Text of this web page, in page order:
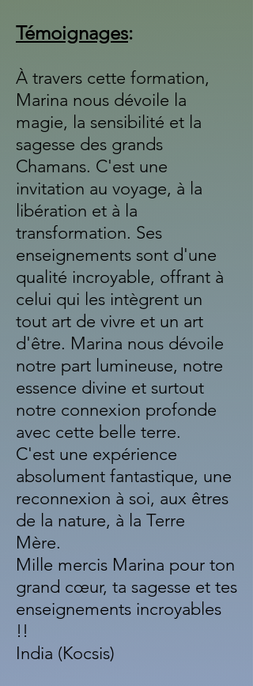
Témoignages:
À travers cette formation,
Marina nous dévoile la
magie, la sensibilité et la
sagesse des grands
Chamans. C'est une
invitation au voyage, à la
libération et à la
transformation. Ses
enseignements sont d'une
qualité incroyable, offrant à
celui qui les intègrent un
tout art de vivre et un art
d'être. Marina nous dévoile
notre part lumineuse, notre
essence divine et surtout
notre connexion profonde
avec cette belle terre.
C'est une expérience
absolument fantastique, une
reconnexion à soi, aux êtres
de la nature, à la Terre
Mère.
Mille mercis Marina pour ton
grand cœur, ta sagesse et tes
enseignements incroyables
!!
India (Kocsis)